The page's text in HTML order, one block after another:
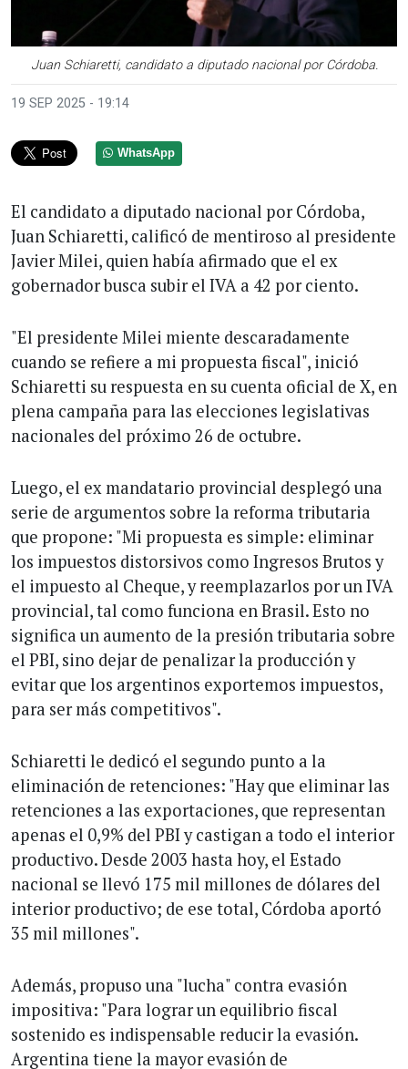
Juan Schiaretti, candidato a diputado nacional por Córdoba.
19 SEP 2025 - 19:14
WhatsApp
El candidato a diputado nacional por Córdoba,
Juan Schiaretti, calificó de mentiroso al presidente
Javier Milei, quien había afirmado que el ex
gobernador busca subir el IVA a 42 por ciento.
"El presidente Milei miente descaradamente
cuando se refiere a mi propuesta fiscal", inició
Schiaretti su respuesta en su cuenta oficial de X, en
plena campaña para las elecciones legislativas
nacionales del próximo 26 de octubre.
Luego, el ex mandatario provincial desplegó una
serie de argumentos sobre la reforma tributaria
que propone: "Mi propuesta es simple: eliminar
los impuestos distorsivos como Ingresos Brutos y
el impuesto al Cheque, y reemplazarlos por un IVA
provincial, tal como funciona en Brasil. Esto no
significa un aumento de la presión tributaria sobre
el PBI, sino dejar de penalizar la producción y
evitar que los argentinos exportemos impuestos,
para ser más competitivos".
Schiaretti le dedicó el segundo punto a la
eliminación de retenciones: "Hay que eliminar las
retenciones a las exportaciones, que representan
apenas el 0,9% del PBI y castigan a todo el interior
productivo. Desde 2003 hasta hoy, el Estado
nacional se llevó 175 mil millones de dólares del
interior productivo; de ese total, Córdoba aportó
35 mil millones".
Además, propuso una "lucha" contra evasión
impositiva: "Para lograr un equilibrio fiscal
sostenido es indispensable reducir la evasión.
Argentina tiene la mayor evasión de